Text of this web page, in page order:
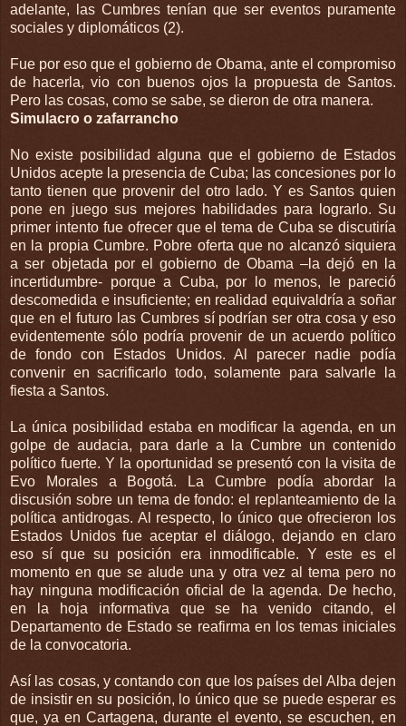
adelante, las Cumbres tenían que ser eventos puramente
sociales y diplomáticos (2).
Fue por eso que el gobierno de Obama, ante el compromiso
de hacerla, vio con buenos ojos la propuesta de Santos.
Pero las cosas, como se sabe, se dieron de otra manera.
Simulacro o zafarrancho
No existe posibilidad alguna que el gobierno de Estados
Unidos acepte la presencia de Cuba; las concesiones por lo
tanto tienen que provenir del otro lado. Y es Santos quien
pone en juego sus mejores habilidades para lograrlo. Su
primer intento fue ofrecer que el tema de Cuba se discutiría
en la propia Cumbre. Pobre oferta que no alcanzó siquiera
a ser objetada por el gobierno de Obama –la dejó en la
incertidumbre- porque a Cuba, por lo menos, le pareció
descomedida e insuficiente; en realidad equivaldría a soñar
que en el futuro las Cumbres sí podrían ser otra cosa y eso
evidentemente sólo podría provenir de un acuerdo político
de fondo con Estados Unidos. Al parecer nadie podía
convenir en sacrificarlo todo, solamente para salvarle la
fiesta a Santos.
La única posibilidad estaba en modificar la agenda, en un
golpe de audacia, para darle a la Cumbre un contenido
político fuerte. Y la oportunidad se presentó con la visita de
Evo Morales a Bogotá. La Cumbre podía abordar la
discusión sobre un tema de fondo: el replanteamiento de la
política antidrogas. Al respecto, lo único que ofrecieron los
Estados Unidos fue aceptar el diálogo, dejando en claro
eso sí que su posición era inmodificable. Y este es el
momento en que se alude una y otra vez al tema pero no
hay ninguna modificación oficial de la agenda. De hecho,
en la hoja informativa que se ha venido citando, el
Departamento de Estado se reafirma en los temas iniciales
de la convocatoria.
Así las cosas, y contando con que los países del Alba dejen
de insistir en su posición, lo único que se puede esperar es
que, ya en Cartagena, durante el evento, se escuchen, en